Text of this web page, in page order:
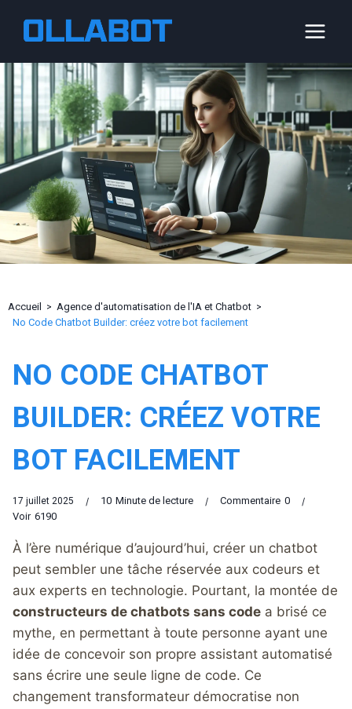
Accueil
Agence d'automatisation de l'IA et Chatbot
No Code Chatbot Builder: créez votre bot facilement
NO CODE CHATBOT
BUILDER: CRÉEZ VOTRE
BOT FACILEMENT
17 juillet 2025 10 Minute de lecture 0
Commentaire
6190
Voir
À l’ère numérique d’aujourd’hui, créer un chatbot
peut sembler une tâche réservée aux codeurs et
aux experts en technologie. Pourtant, la montée de
constructeurs de chatbots sans code a brisé ce
mythe, en permettant à toute personne ayant une
idée de concevoir son propre assistant automatisé
sans écrire une seule ligne de code. Ce
changement transformateur démocratise non